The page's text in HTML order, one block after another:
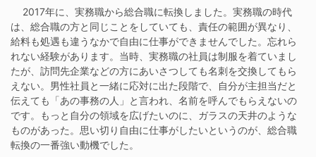
2017年に、実務職から総合職に転換しました。実務職の時代
は、総合職の方と同じことをしていても、責任の範囲が異なり、
給料も処遇も違うなかで自由に仕事ができませんでした。忘れら
れない経験があります。当時、実務職の社員は制服を着ていまし
たが、訪問先企業などの方にあいさつしても名刺を交換してもら
えない。男性社員と一緒に応対に出た段階で、自分が主担当だと
伝えても「あの事務の人」と言われ、名前を呼んでもらえないの
です。もっと自分の領域を広げたいのに、ガラスの天井のような
ものがあった。思い切り自由に仕事がしたいというのが、総合職
転換の一番強い動機でした。